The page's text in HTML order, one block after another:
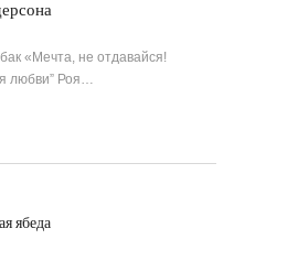
«Мечта, не отдавайся!
любви” Роя…
ябеда